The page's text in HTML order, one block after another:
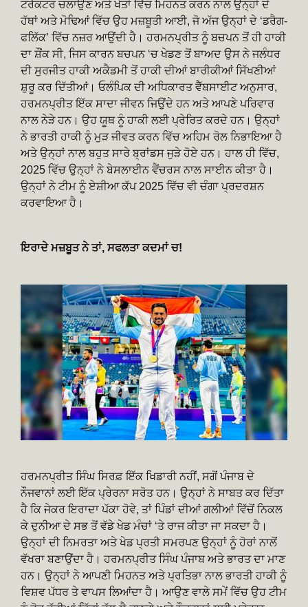
ਟਰੈਕਟਰ ਚਲਾਉਣ ਅਤੇ ਖੇਤਾਂ ਵਿੱਚ ਮਿਹਨਤ ਕਰਨ ਨਾਲ ਉਨ੍ਹਾਂ ਦੇ
ਹੱਥਾਂ ਅਤੇ ਮੋਢਿਆਂ ਵਿੱਚ ਉਹ ਮਜ਼ਬੂਤੀ ਆਈ, ਜੋ ਅੱਜ ਉਨ੍ਹਾਂ ਦੇ ‘ਡਰੈਗ-
ਫਲਿੱਕ’ ਵਿੱਚ ਨਜ਼ਰ ਆਉਂਦੀ ਹੈ। ਹਰਮਨਪ੍ਰੀਤ ਨੂੰ ਬਚਪਨ ਤੋਂ ਹੀ ਹਾਕੀ
ਦਾ ਸ਼ੌਂਕ ਸੀ, ਜਿਸ ਕਾਰਨ ਬਚਪਨ ‘ਚ ਖੇਡਣ ਤੋਂ ਬਾਅਦ ਉਸ ਨੇ ਜਲੰਧਰ
ਦੀ ਸੁਰਜੀਤ ਹਾਕੀ ਅਕੈਡਮੀ ਤੋਂ ਹਾਕੀ ਦੀਆਂ ਬਾਰੀਕੀਆਂ ਸਿੱਖਣੀਆਂ
ਸ਼ੁਰੂ ਕਰ ਦਿੱਤੀਆਂ। ਓਲੰਪਿਕ ਦੀ ਅਧਿਕਾਰਤ ਵੈੱਬਸਾਈਟ ਅਨੁਸਾਰ,
ਹਰਮਨਪ੍ਰੀਤ ਇੱਕ ਸਾਦਾ ਜੀਵਨ ਜਿਉਂਦੇ ਹਨ ਅਤੇ ਆਪਣੇ ਪਰਿਵਾਰ
ਨਾਲ ਨੇੜੇ ਹਨ। ਉਹ ਯੂਥ ਨੂੰ ਹਾਕੀ ਲਈ ਪ੍ਰੇਰਿਤ ਕਰਦੇ ਹਨ। ਉਨ੍ਹਾਂ
ਨੇ ਭਾਰਤੀ ਹਾਕੀ ਨੂੰ ਮੁੜ ਜੀਵਤ ਕਰਨ ਵਿੱਚ ਅਹਿਮ ਰੋਲ ਨਿਭਾਇਆ ਹੈ
ਅਤੇ ਉਨ੍ਹਾਂ ਨਾਲ ਬਹੁਤ ਸਾਰੇ ਬ੍ਰਾਂਡਸ ਜੁੜੇ ਹੋਏ ਹਨ। ਹਾਲ ਹੀ ਵਿੱਚ,
2025 ਵਿੱਚ ਉਨ੍ਹਾਂ ਨੇ ਬੇਸਲਾਈਨ ਵੈਂਚਰਸ ਨਾਲ ਸਾਈਨ ਕੀਤਾ ਹੈ।
ਉਨ੍ਹਾਂ ਨੇ ਟੀਮ ਨੂੰ ਏਸ਼ੀਆ ਕੱਪ 2025 ਵਿੱਚ ਵੀ ਚੰਗਾ ਪ੍ਰਦਰਸ਼ਨ
ਕਰਵਾਇਆ ਹੈ।
ਇਰਾਦੇ ਮਜ਼ਬੂਤ ਨੇ ਤਾਂ, ਸਫਲਤਾ ਕਦਮਾਂ ਚ!
ਹਰਮਨਪ੍ਰੀਤ ਸਿੰਘ ਸਿਰਫ਼ ਇੱਕ ਖਿਡਾਰੀ ਨਹੀਂ, ਸਗੋਂ ਪੰਜਾਬ ਦੇ
ਨੌਜਵਾਨਾਂ ਲਈ ਇੱਕ ਪ੍ਰੇਰਨਾ ਸਰੋਤ ਹਨ। ਉਨ੍ਹਾਂ ਨੇ ਸਾਬਤ ਕਰ ਦਿੱਤਾ
ਹੈ ਕਿ ਜੇਕਰ ਇਰਾਦਾ ਪੱਕਾ ਹੋਵੇ, ਤਾਂ ਪਿੰਡਾਂ ਦੀਆਂ ਗਲੀਆਂ ਵਿੱਚੋਂ ਨਿਕਲ
ਕੇ ਦੁਨੀਆ ਦੇ ਸਭ ਤੋਂ ਵੱਡੇ ਖੇਡ ਮੰਚਾਂ ‘ਤੇ ਰਾਜ ਕੀਤਾ ਜਾ ਸਕਦਾ ਹੈ।
ਉਨ੍ਹਾਂ ਦੀ ਨਿਮਰਤਾ ਅਤੇ ਖੇਡ ਪ੍ਰਤੀ ਸਮਰਪਣ ਉਨ੍ਹਾਂ ਨੂੰ ਹੋਰਾਂ ਨਾਲੋਂ
ਵੱਖਰਾ ਬਣਾਉਂਦਾ ਹੈ। ਹਰਮਨਪ੍ਰੀਤ ਸਿੰਘ ਪੰਜਾਬ ਅਤੇ ਭਾਰਤ ਦਾ ਮਾਣ
ਹਨ। ਉਨ੍ਹਾਂ ਨੇ ਆਪਣੀ ਮਿਹਨਤ ਅਤੇ ਪ੍ਰਤਿਭਾ ਨਾਲ ਭਾਰਤੀ ਹਾਕੀ ਨੂੰ
ਵਿਸ਼ਵ ਪੱਧਰ ਤੇ ਵਾਪਸ ਲਿਆਂਦਾ ਹੈ। ਆਉਣ ਵਾਲੇ ਸਮੇਂ ਵਿੱਚ ਉਹ ਟੀਮ